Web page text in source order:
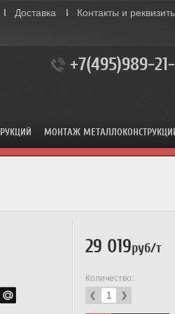
Доставка Контакты и
+7(495)989-
МОНТАЖ
29 019руб/т
Количество: